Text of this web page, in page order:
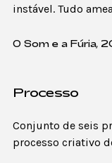
instável. Tudo
O Som e a Fúria,
Processo
Conjunto de seis
processo criativo